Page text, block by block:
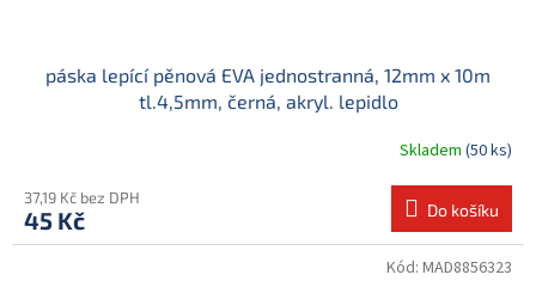
páska lepící pěnová EVA jednostranná, 12mm x 10m
tl.4,5mm, černá, akryl. lepidlo
Skladem (50 ks)
37,19 Kč bez DPH
45 Kč Do košíku
Kód: MAD8856323